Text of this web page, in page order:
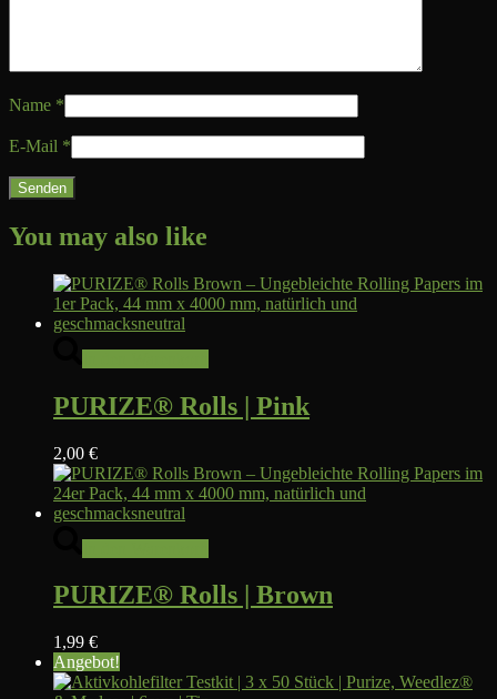
Name *
E-Mail *
You may also like
PURIZE® Rolls | Pink
2,00 €
PURIZE® Rolls | Brown
1,99 €
Angebot!